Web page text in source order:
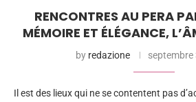
RENCONTRES AU PERA
MÉMOIRE ET ÉLÉGANCE,
by redazione septembre
Il est des lieux qui ne se contentent pas